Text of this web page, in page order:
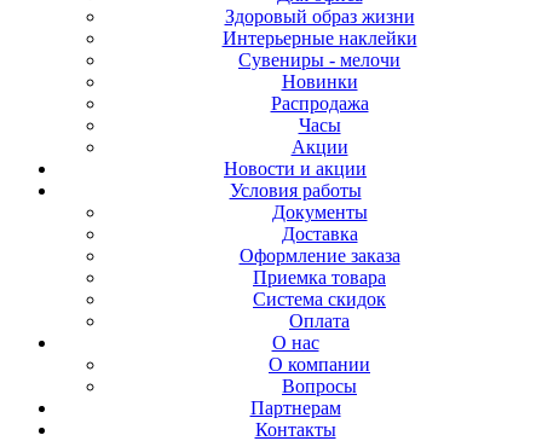
Здоровый образ жизни
Интерьерные наклейки
Сувениры - мелочи
Новинки
Распродажа
Часы
Акции
Новости и акции
Условия работы
Документы
Доставка
Оформление заказа
Приемка товара
Система скидок
Оплата
О нас
О компании
Вопросы
Партнерам
Контакты